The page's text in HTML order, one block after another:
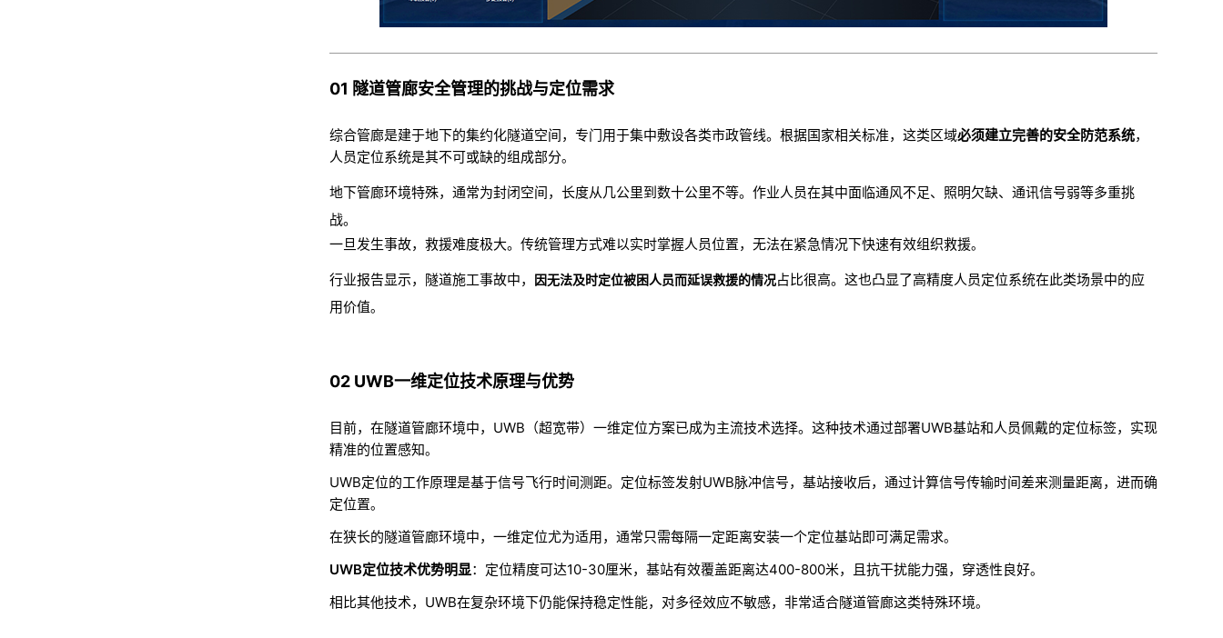
01 隧道管廊安全管理的挑战与定位需求
综合管廊是建于地下的集约化隧道空间，专门用于集中敷设各类市政管线。根据国家相关标准，这类区域必须建立完善的安全防范系统，
人员定位系统是其不可或缺的组成部分。
地下管廊环境特殊，通常为封闭空间，长度从几公里到数十公里不等。作业人员在其中面临通风不足、照明欠缺、通讯信号弱等多重挑
战。
一旦发生事故，救援难度极大。传统管理方式难以实时掌握人员位置，无法在紧急情况下快速有效组织救援。
行业报告显示，隧道施工事故中， 因无法及时定位被困人员而延误救援的情况占比很高。这也凸显了高精度人员定位系统在此类场景中的应
用价值。
02 UWB一维定位技术原理与优势
目前，在隧道管廊环境中，UWB（超宽带）一维定位方案已成为主流技术选择。这种技术通过部署UWB基站和人员佩戴的定位标签，实现
精准的位置感知。
UWB定位的工作原理是基于信号飞行时间测距。定位标签发射UWB脉冲信号，基站接收后，通过计算信号传输时间差来测量距离，进而确
定位置。
在狭长的隧道管廊环境中，一维定位尤为适用，通常只需每隔一定距离安装一个定位基站即可满足需求。
UWB定位技术优势明显：定位精度可达10-30厘米，基站有效覆盖距离达400-800米，且抗干扰能力强，穿透性良好。
相比其他技术，UWB在复杂环境下仍能保持稳定性能，对多径效应不敏感，非常适合隧道管廊这类特殊环境。